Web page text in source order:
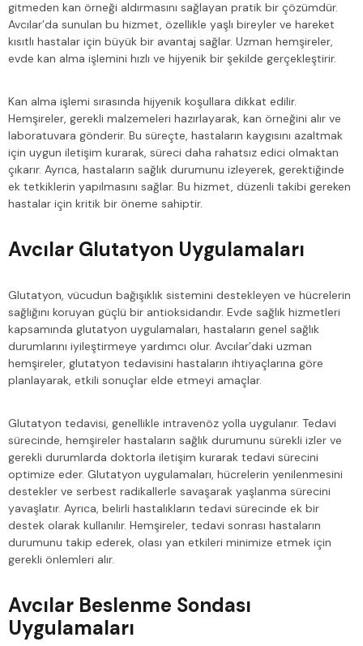
gitmeden kan örneği aldırmasını sağlayan pratik bir çözümdür.
Avcılar’da sunulan bu hizmet, özellikle yaşlı bireyler ve hareket
kısıtlı hastalar için büyük bir avantaj sağlar. Uzman hemşireler,
evde kan alma işlemini hızlı ve hijyenik bir şekilde gerçekleştirir.
Kan alma işlemi sırasında hijyenik koşullara dikkat edilir.
Hemşireler, gerekli malzemeleri hazırlayarak, kan örneğini alır ve
laboratuvara gönderir. Bu süreçte, hastaların kaygısını azaltmak
için uygun iletişim kurarak, süreci daha rahatsız edici olmaktan
çıkarır. Ayrıca, hastaların sağlık durumunu izleyerek, gerektiğinde
ek tetkiklerin yapılmasını sağlar. Bu hizmet, düzenli takibi gereken
hastalar için kritik bir öneme sahiptir.
Avcılar Glutatyon Uygulamaları
Glutatyon, vücudun bağışıklık sistemini destekleyen ve hücrelerin
sağlığını koruyan güçlü bir antioksidandır. Evde sağlık hizmetleri
kapsamında glutatyon uygulamaları, hastaların genel sağlık
durumlarını iyileştirmeye yardımcı olur. Avcılar’daki uzman
hemşireler, glutatyon tedavisini hastaların ihtiyaçlarına göre
planlayarak, etkili sonuçlar elde etmeyi amaçlar.
Glutatyon tedavisi, genellikle intravenöz yolla uygulanır. Tedavi
sürecinde, hemşireler hastaların sağlık durumunu sürekli izler ve
gerekli durumlarda doktorla iletişim kurarak tedavi sürecini
optimize eder. Glutatyon uygulamaları, hücrelerin yenilenmesini
destekler ve serbest radikallerle savaşarak yaşlanma sürecini
yavaşlatır. Ayrıca, belirli hastalıkların tedavi sürecinde ek bir
destek olarak kullanılır. Hemşireler, tedavi sonrası hastaların
durumunu takip ederek, olası yan etkileri minimize etmek için
gerekli önlemleri alır.
Avcılar Beslenme Sondası
Uygulamaları